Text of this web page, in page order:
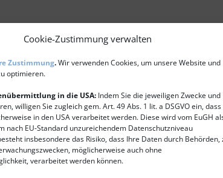
Cookie-Zustimmung verwalten
Zustimmung.Wir verwenden Cookies, um unsere Website und
optimieren.
in die USA: Indem Sie die jeweiligen Zwecke und
willigen Sie zugleich gem. Art. 49 Abs. 1 lit. a DSGVO ein, dass
in den USA verarbeitet werden. Diese wird vom EuGH
nach EU-Standard unzureichendem Datenschutzniveau
insbesondere das Risiko, dass Ihre Daten durch Behörden,
möglicherweise auch ohne
verarbeitet werden können.